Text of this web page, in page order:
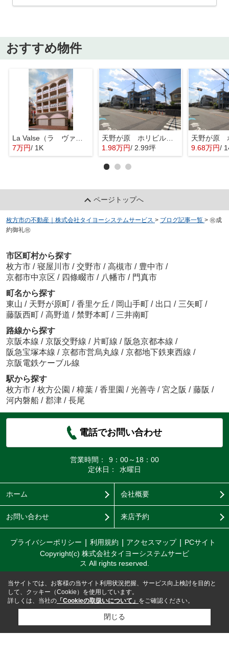
おすすめ物件
La Valse（ラ ヴァルス）
7万円/ 1K
天野が原 ホリビル 2Ｃ
1.98万円/ 2.99坪 9.68万円/
ページトップへ
枚方市の不動産｜株式会社タイヨーシステムサービス > ブログ記事一覧 > ㊗成
約御礼㊗
市区町村から探す
枚方市 / 寝屋川市 / 交野市 / 高槻市 / 豊中市 /
京都市中京区 / 四條畷市 / 八幡市 / 門真市
町名から探す
東山 / 天野が原町 / 香里ケ丘 / 岡山手町 / 出口 / 三矢町 /
藤阪西町 / 高野道 / 禁野本町 / 三井南町
路線から探す
京阪本線 / 京阪交野線 / 片町線 / 阪急京都本線 /
阪急宝塚本線 / 京都市営烏丸線 / 京都地下鉄東西線 /
京阪電鉄ケーブル線
駅から探す
枚方市 / 枚方公園 / 樟葉 / 香里園 / 光善寺 / 宮之阪 / 藤阪 /
河内磐船 / 郡津 / 長尾
電話でお問い合わせ
営業時間：
9：00～18：00
定休日：
水曜日
ホーム 会社概要
お問い合わせ 来店予約
プライバシーポリシー 利用規約 アクセスマップ
PCサイト
Copyright(c) 株式会社タイヨーシステムサービ
ス All rights reserved.
当サイトでは、お客様の当サイト利用状況把握、サービス向上検討を目的と
して、クッキー（Cookie）を使用しています。
詳しくは、当社の 「Cookieの取扱いについて」 をご確認ください。
閉じる